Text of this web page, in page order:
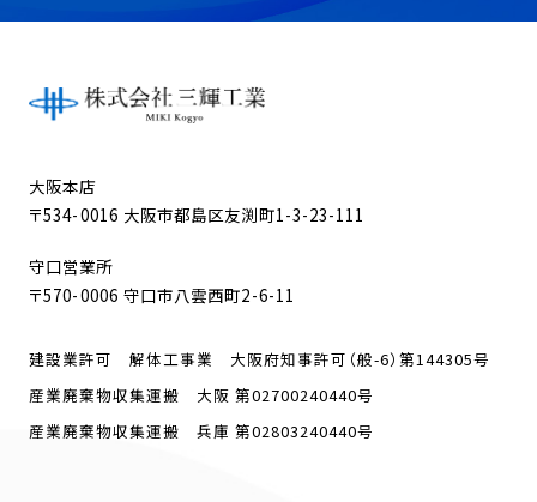
大阪本店
〒534-0016 大阪市都島区友渕町1-3-23-111
守口営業所
〒570-0006 守口市八雲西町2-6-11
建設業許可 解体工事業 大阪府知事許可（般-6）第144305号
産業廃棄物収集運搬 大阪 第02700240440号
産業廃棄物収集運搬 兵庫 第02803240440号